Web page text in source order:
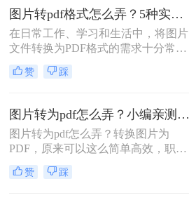
全性。那么图片转为pdf怎么弄呢？本
文将介绍三种将图片转换为PDF的方
法。
图片转pdf格式怎么弄？5种实用的转换方法！
在日常工作、学习和生活中，将图片
文件转换为PDF格式的需求十分常
见。PDF格式因其跨平台兼容性强、
内容不易篡改、排版稳定等优势，成
转pdf格式怎么弄呢？本文将介绍几种
常见的图片转PDF方法，帮助用户高
效完成转换。
赞 踩
图片转为pdf怎么弄？小编亲测5种实用方法，告别繁琐操作！
图片转为pdf怎么弄？转换图片为
PDF，原来可以这么简单高效，职场
效率提升从此触手可及！“一张图片
秒变PDF文档？是的，你没听错！”作
赞 踩